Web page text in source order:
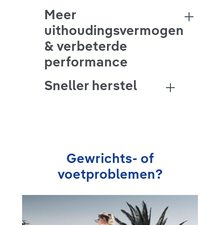
Meer
uithoudingsvermogen
& verbeterde
performance
Sneller herstel
Gewrichts- of
voetproblemen?